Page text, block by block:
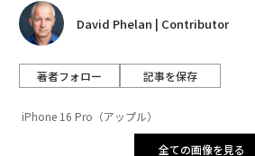
David Phelan | Contributor
著者フォロー 記事を保存
iPhone 16 Pro（アップル）
全ての画像を見る